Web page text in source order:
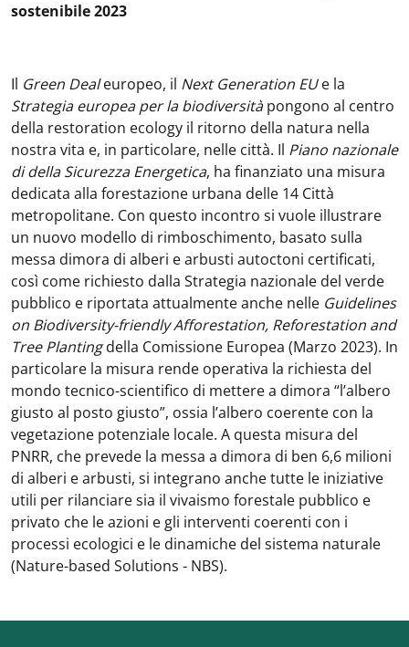
sostenibile 2023
Il Green Dealeuropeo, il Next Generation EUe la
Strategia europea per la biodiversitàpongono al centro
della restoration ecology il ritorno della natura nella
nostra vita e, in particolare, nelle città. Il Piano nazionale
di della Sicurezza Energetica, ha finanziato una misura
dedicata alla forestazione urbana delle 14 Città
metropolitane. Con questo incontro si vuole illustrare
un nuovo modello di rimboschimento, basato sulla
messa dimora di alberi e arbusti autoctoni certificati,
così come richiesto dalla Strategia nazionale del verde
pubblico e riportata attualmente anche nelle Guidelines
on Biodiversity-friendly Afforestation, Reforestation and
Tree Plantingdella Comissione Europea (Marzo 2023). In
particolare la misura rende operativa la richiesta del
mondo tecnico-scientifico di mettere a dimora “l’albero
giusto al posto giusto”, ossia l’albero coerente con la
vegetazione potenziale locale. A questa misura del
PNRR, che prevede la messa a dimora di ben 6,6 milioni
di alberi e arbusti, si integrano anche tutte le iniziative
utili per rilanciare sia il vivaismo forestale pubblico e
privato che le azioni e gli interventi coerenti con i
processi ecologici e le dinamiche del sistema naturale
(Nature-based Solutions - NBS).